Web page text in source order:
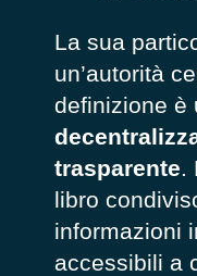
La sua
un’autorità
definizione è
trasparente.
libro
informazioni
accessibili a